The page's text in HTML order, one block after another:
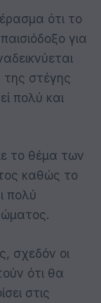
ότι το
για
της στέγης
πολύ και
το θέμα των
καθώς το
πολύ
σχεδόν οι
ότι θα
στις